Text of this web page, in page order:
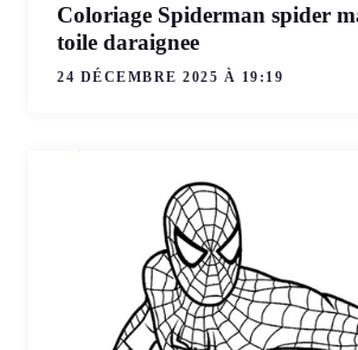
Coloriage Spiderman spider
toile daraignee
24 DÉCEMBRE 2025 À 19:19